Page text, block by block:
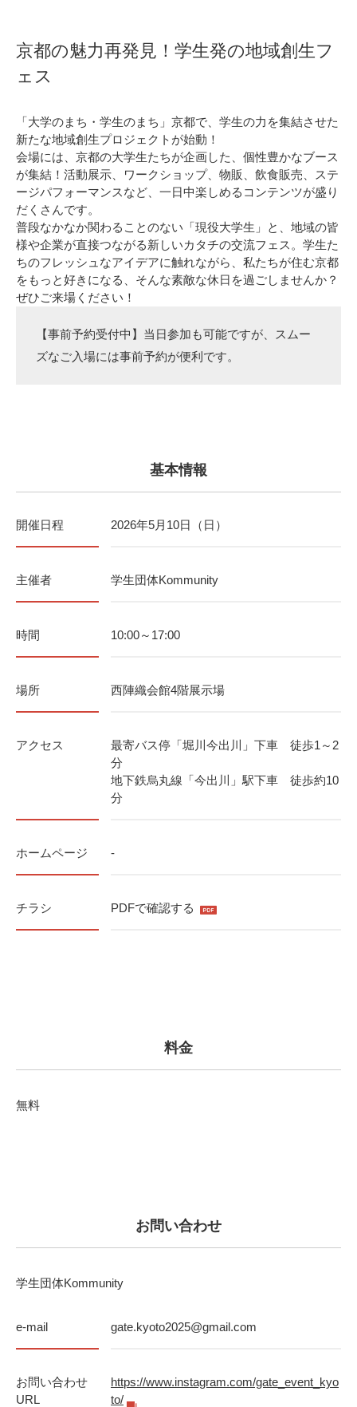
京都の魅力再発見！学生発の地域創生フ
ェス
「大学のまち・学生のまち」京都で、学生の力を集結させた
新たな地域創生プロジェクトが始動！
会場には、京都の大学生たちが企画した、個性豊かなブース
が集結！活動展示、ワークショップ、物販、飲食販売、ステ
ージパフォーマンスなど、一日中楽しめるコンテンツが盛り
だくさんです。
普段なかなか関わることのない「現役大学生」と、地域の皆
様や企業が直接つながる新しいカタチの交流フェス。学生た
ちのフレッシュなアイデアに触れながら、私たちが住む京都
をもっと好きになる、そんな素敵な休日を過ごしませんか？
ぜひご来場ください！
【事前予約受付中】当日参加も可能ですが、スムー
ズなご入場には事前予約が便利です。
基本情報
開催日程 2026年5月10日（日）
主催者 学生団体Kommunity
時間 10:00～17:00
場所 西陣織会館4階展示場
アクセス
最寄バス停「堀川今出川」下車 徒歩1～2
分
地下鉄烏丸線「今出川」駅下車 徒歩約10
分
ホームページ -
チラシ PDFで確認する
料金
無料
お問い合わせ
学生団体Kommunity
e-mail gate.kyoto2025@gmail.com
お問い合わせ
URL
https://www.instagram.com/gate_event_kyo
to/